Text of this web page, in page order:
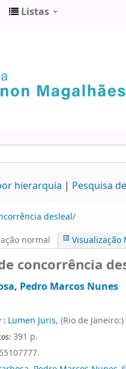
Listas
hierarquia Pesquisa
desleal/
normal
Visualização
concorrência
Pedro Marcos Nunes
: Lumen Juris, (Rio de Janeiro:)
391 p.